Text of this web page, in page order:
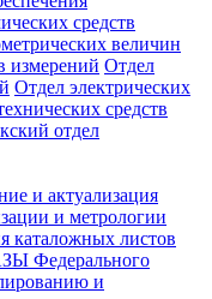
средств
величин
измерений Отдел
Отдел электрических
средств
отдел
и актуализация
и метрологии
каталожных листов
Федерального
и